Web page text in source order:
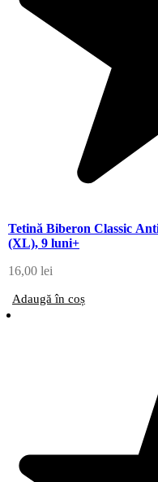
Tetină Biberon Classic
(XL), 9 luni+
16,00 lei
Adaugă în coș